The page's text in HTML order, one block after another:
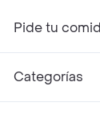
Pide tu
Categorías